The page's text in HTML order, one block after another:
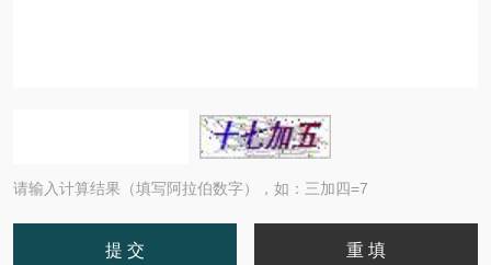
请输入计算结果（填写阿拉伯数字），如：三加四=7